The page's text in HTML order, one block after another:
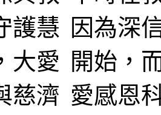
因為深
開始，
愛感恩